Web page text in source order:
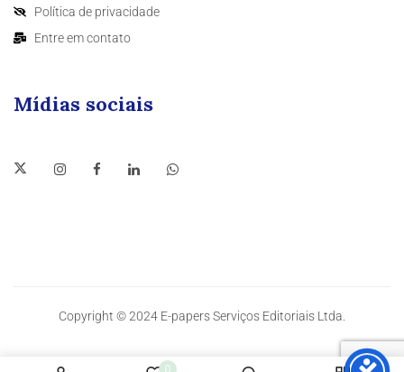
Política de privacidade
Entre em contato
Mídias sociais
Copyright © 2024 E-papers Serviços Editoriais Ltda.